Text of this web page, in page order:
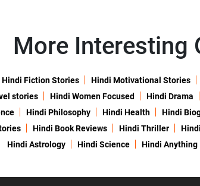
More Interesting
Hindi Fiction Stories Hindi Motivational Stories
stories Hindi Women Focused Hindi Drama
Hindi Philosophy Hindi Health Hindi
Hindi Book Reviews Hindi Thriller
Hindi Astrology
Hindi Science Hindi Anything